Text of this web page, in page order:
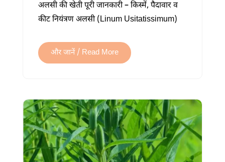
खेती
कैसे
जानकारी
में
अलसी की खेती पूरी जानकारी – किस्में, पैदावार व
कीट नियंत्रण अलसी (Linum Usitatissimum)
और जानें / Read More